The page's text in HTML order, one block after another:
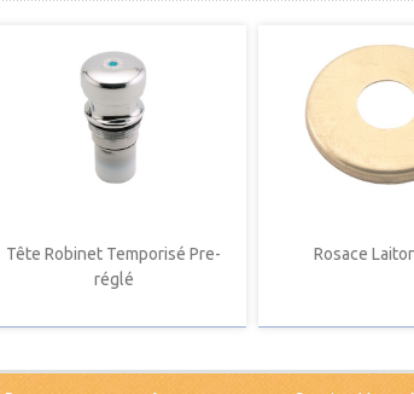
Tête Robinet Temporisé Pre-
réglé
Rosace